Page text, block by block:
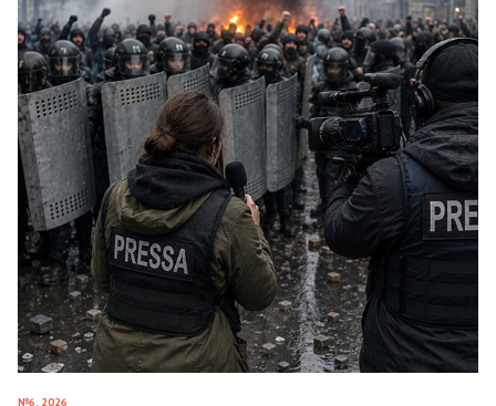
№6, 2026